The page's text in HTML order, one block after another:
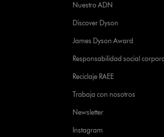
Nuestro ADN
Discover Dyson
James Dyson Award
Responsabilidad social
Reciclaje RAEE
Trabaja con nosotros
Newsletter
Instagram